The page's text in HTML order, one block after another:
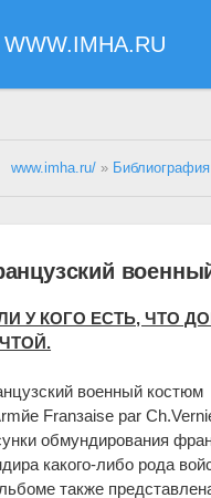
WWW.IMHA.RU
www.imha.ru/ »
У КОГО ЕСТЬ, ЧТО
военный костюм
Franзaise par
обмундирования
какого-либо рода
также